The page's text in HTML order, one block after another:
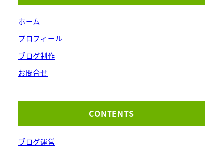
ホーム
プロフィール
ブログ制作
お問合せ
CONTENTS
ブログ運営